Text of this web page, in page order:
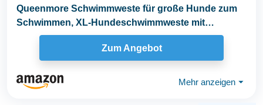
Queenmore Schwimmweste für große Hunde zum
Schwimmen, XL-Hundeschwimmweste mit
Hoook/Griff...
Zum Angebot
Mehr anzeigen ⏷